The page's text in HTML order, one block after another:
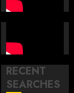
RECENT
SEARCHES